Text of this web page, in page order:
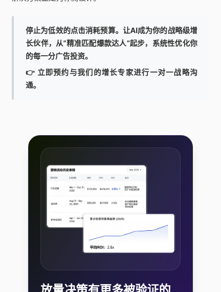
停止为低效的点击消耗预算。让AI成为你的战略级增
长伙伴，从“精准匹配爆款达人”起步，系统性优化你
的每一分广告投资。
👉 立即预约与我们的增长专家进行一对一战略沟
通。